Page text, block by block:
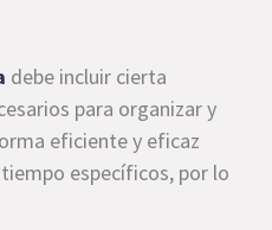
debe incluir cierta
para organizar y
eficiente y eficaz
específicos, por lo